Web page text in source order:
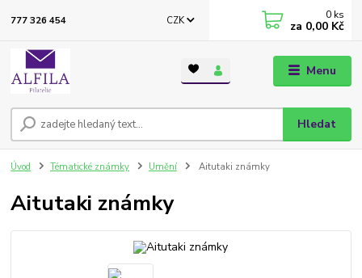
Menu
CZK
Hledat
777 326 454 0 ks
za 0,00 Kč
Úvod Tématické známky Umění Aitutaki známky
Aitutaki známky